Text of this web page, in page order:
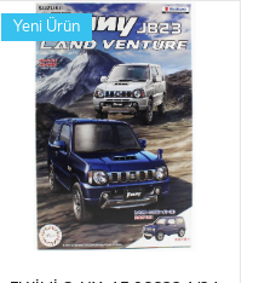
Yeni Ürün